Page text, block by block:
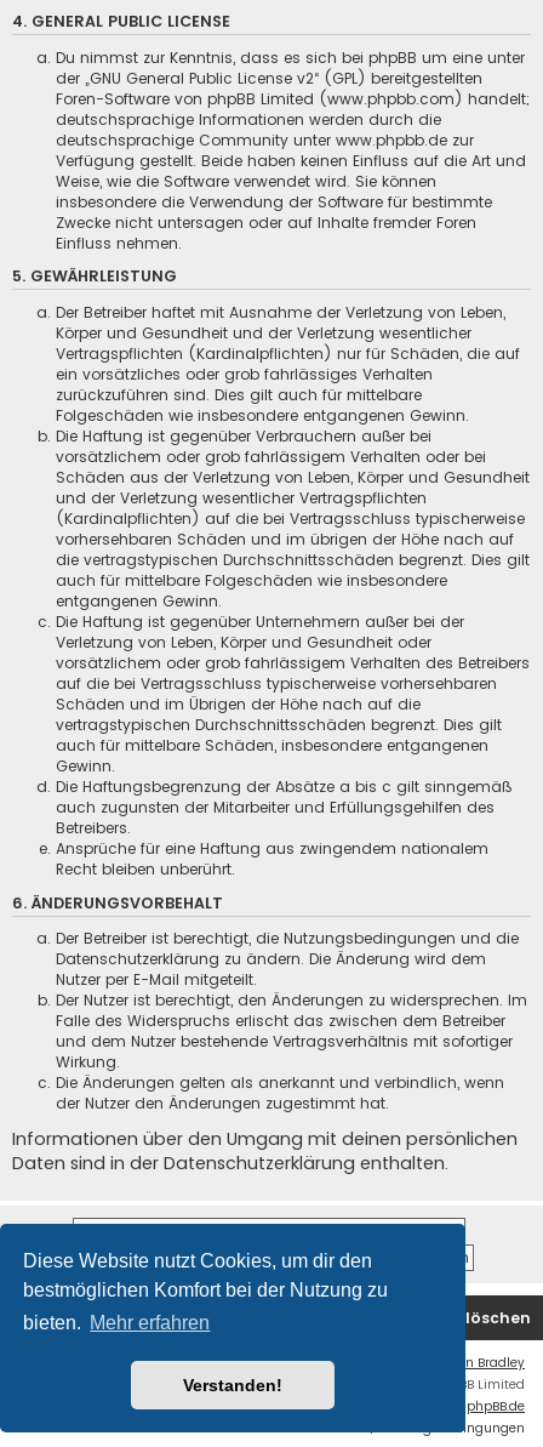
Diese Website nutzt Cookies, um dir den
bestmöglichen Komfort bei der Nutzung zu
bieten. Mehr erfahren
Verstanden!
4. GENERAL PUBLIC LICENSE
Du nimmst zur Kenntnis, dass es sich bei phpBB um eine unter
der „GNU General Public License v2“ (GPL) bereitgestellten
Foren-Software von phpBB Limited (www.phpbb.com) handelt;
deutschsprachige Informationen werden durch die
deutschsprachige Community unter www.phpbb.de zur
Verfügung gestellt. Beide haben keinen Einfluss auf die Art und
Weise, wie die Software verwendet wird. Sie können
insbesondere die Verwendung der Software für bestimmte
Zwecke nicht untersagen oder auf Inhalte fremder Foren
Einfluss nehmen.
5. GEWÄHRLEISTUNG
Der Betreiber haftet mit Ausnahme der Verletzung von Leben,
Körper und Gesundheit und der Verletzung wesentlicher
Vertragspflichten (Kardinalpflichten) nur für Schäden, die auf
ein vorsätzliches oder grob fahrlässiges Verhalten
zurückzuführen sind. Dies gilt auch für mittelbare
Folgeschäden wie insbesondere entgangenen Gewinn.
Die Haftung ist gegenüber Verbrauchern außer bei
vorsätzlichem oder grob fahrlässigem Verhalten oder bei
Schäden aus der Verletzung von Leben, Körper und Gesundheit
und der Verletzung wesentlicher Vertragspflichten
(Kardinalpflichten) auf die bei Vertragsschluss typischerweise
vorhersehbaren Schäden und im übrigen der Höhe nach auf
die vertragstypischen Durchschnittsschäden begrenzt. Dies gilt
auch für mittelbare Folgeschäden wie insbesondere
entgangenen Gewinn.
Die Haftung ist gegenüber Unternehmern außer bei der
Verletzung von Leben, Körper und Gesundheit oder
vorsätzlichem oder grob fahrlässigem Verhalten des Betreibers
auf die bei Vertragsschluss typischerweise vorhersehbaren
Schäden und im Übrigen der Höhe nach auf die
vertragstypischen Durchschnittsschäden begrenzt. Dies gilt
auch für mittelbare Schäden, insbesondere entgangenen
Gewinn.
Die Haftungsbegrenzung der Absätze a bis c gilt sinngemäß
auch zugunsten der Mitarbeiter und Erfüllungsgehilfen des
Betreibers.
Ansprüche für eine Haftung aus zwingendem nationalem
Recht bleiben unberührt.
6. ÄNDERUNGSVORBEHALT
Der Betreiber ist berechtigt, die Nutzungsbedingungen und die
Datenschutzerklärung zu ändern. Die Änderung wird dem
Nutzer per E-Mail mitgeteilt.
Der Nutzer ist berechtigt, den Änderungen zu widersprechen. Im
Falle des Widerspruchs erlischt das zwischen dem Betreiber
und dem Nutzer bestehende Vertragsverhältnis mit sofortiger
Wirkung.
Die Änderungen gelten als anerkannt und verbindlich, wenn
der Nutzer den Änderungen zugestimmt hat.
Informationen über den Umgang mit deinen persönlichen
Daten sind in der Datenschutzerklärung enthalten.
Startseite Foren-Übersicht Alle Cookies löschen
Ian Bradley
Powered byphpBB
® Forum Software © phpBB Limited
Deutsche Übersetzung durch phpBB.de
Nutzungsbedingungen